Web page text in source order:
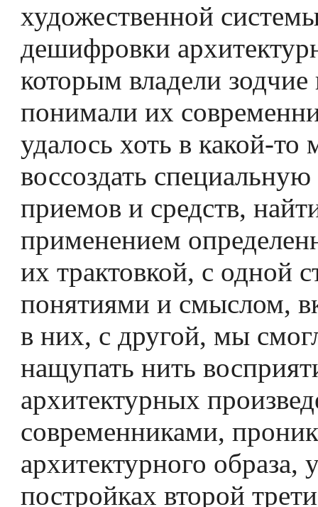
художественной
дешифровки
которым владели
понимали их
удалось хоть в какой-то
воссоздать
приемов и средств,
применением
их трактовкой, с одной
понятиями и смыслом,
в них, с другой, мы
нащупать нить
архитектурных
современниками,
архитектурного образа,
постройках второй